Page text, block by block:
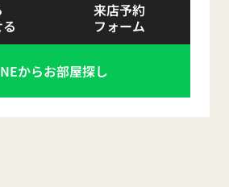
来店予約
フォーム
からお部屋探し